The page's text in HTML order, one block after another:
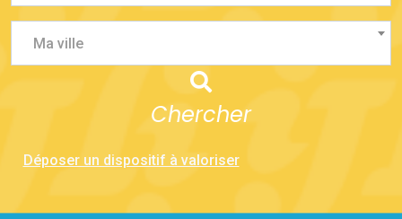
Ma ville
Chercher
Déposer un dispositif à valoriser